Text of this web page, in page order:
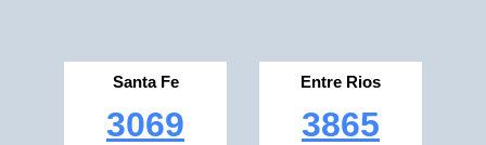
Santa Fe
3069
Entre Rios
3865